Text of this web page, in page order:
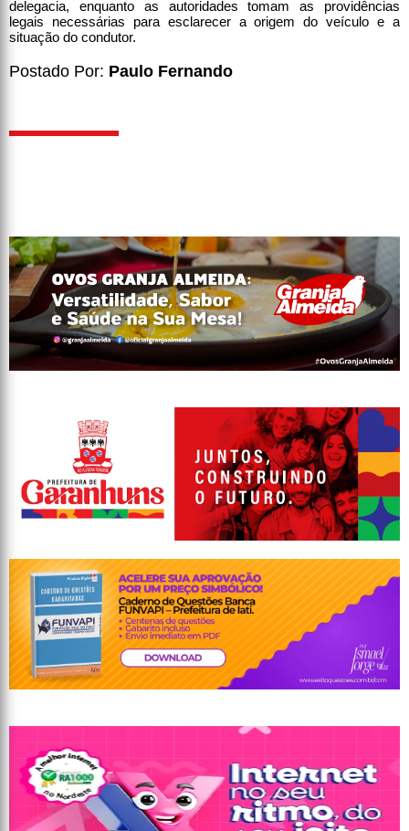
delegacia, enquanto as autoridades tomam as providências
legais necessárias para esclarecer a origem do veículo e a
situação do condutor.
Postado Por: Paulo Fernando